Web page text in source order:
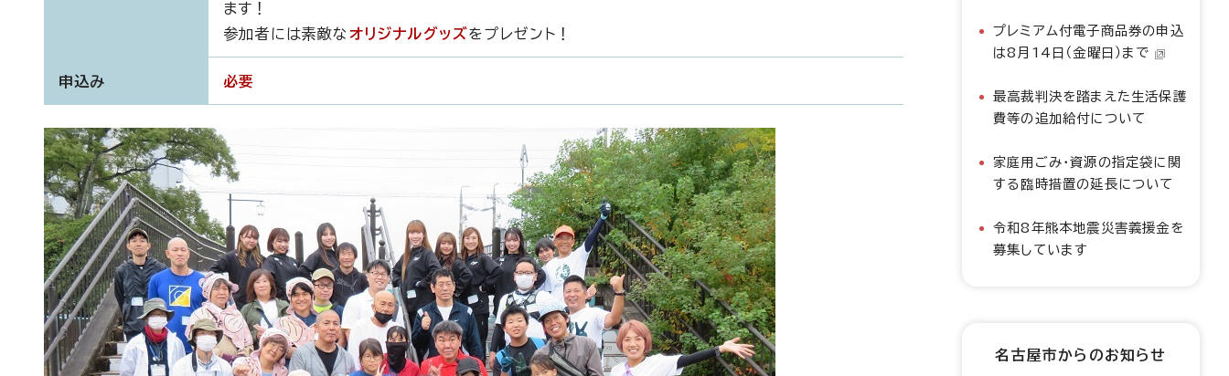
ます！
参加者には素敵な オリジナルグッズをプレゼント！
申込み 必要
プレミアム付電子商品券の申込
は8月14日（金曜日）まで
最高裁判決を踏まえた生活保護
費等の追加給付について
家庭用ごみ・資源の指定袋に関
する臨時措置の延長について
令和8年熊本地震災害義援金を
募集しています
名古屋市からのお知らせ